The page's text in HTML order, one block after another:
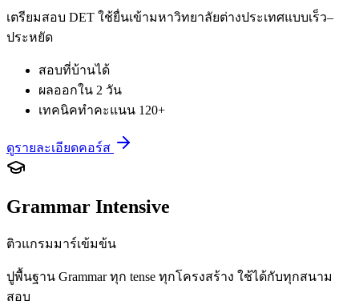
เตรียมสอบ DET ใช้ยื่นเข้ามหาวิทยาลัยต่างประเทศแบบเร็ว–
ประหยัด
สอบที่บ้านได้
ผลออกใน 2 วัน
เทคนิคทำคะแนน 120+
ดูรายละเอียดคอร์ส
Grammar Intensive
ติวแกรมมาร์เข้มข้น
ปูพื้นฐาน Grammar ทุก tense ทุกโครงสร้าง ใช้ได้กับทุกสนาม
สอบ